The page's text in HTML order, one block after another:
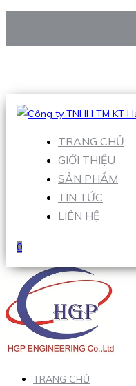
Hotline:0938 906 663
TRANG CHỦ
GIỚI THIỆU
SẢN PHẨM
TIN TỨC
LIÊN HỆ
0
TRANG CHỦ